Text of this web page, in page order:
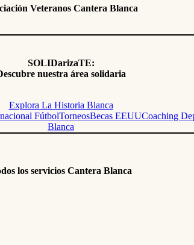
Veteranos Cantera Blanca
SOLIDarizaTE:
nuestra área solidaria
Explora La Historia Blanca
FútbolTorneosBecas EEUUCoaching
Blanca
los servicios Cantera Blanca